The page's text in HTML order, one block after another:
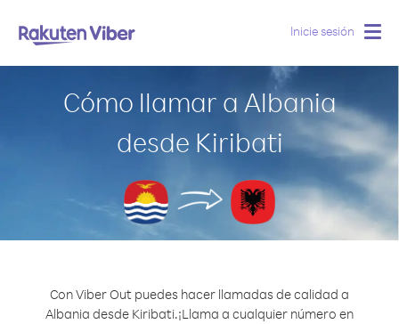
Inicie sesión
Cómo llamar a Albania
desde Kiribati
Con Viber Out puedes hacer llamadas de calidad a
Albania desde Kiribati.¡Llama a cualquier número en